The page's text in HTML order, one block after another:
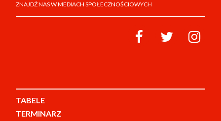
ZNAJDŹ NAS W MEDIACH SPOŁECZNOŚCIOWYCH
TABELE
TERMINARZ